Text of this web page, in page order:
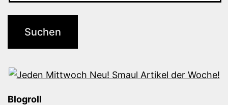
Blogroll